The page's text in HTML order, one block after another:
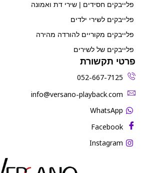
פלייבקים חסידים | שירי דת ואמונה
פלייבקים לשירי ילדים
פלייבקים מקוריים להורדה מהירה
פלייבקים של לשירים
פרטי תקשורת
052-667-7125
‫info@versano-playback.com‬
WhatsApp
Facebook
Instagram